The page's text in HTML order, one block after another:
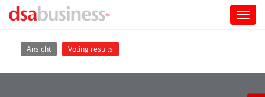
Haupt-Reiter
Ansicht (aktiver Reiter)
Voting results